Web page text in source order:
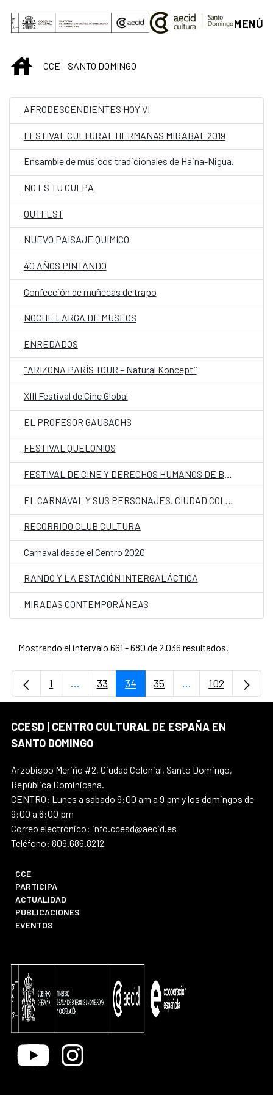
Saltar al contenido principal
MENÚ
INICIOCCE - SANTO DOMINGO
AFRODESCENDIENTES HOY VI
FESTIVAL CULTURAL HERMANAS MIRABAL 2019
Ensamble de músicos tradicionales de Haina-Nigua.
NO ES TU CULPA
OUTFEST
NUEVO PAISAJE QUÍMICO
40 AÑOS PINTANDO
Confección de muñecas de trapo
NOCHE LARGA DE MUSEOS
ENREDADOS
¨ARIZONA PARÍS TOUR – Natural Koncept¨
XIII Festival de Cine Global
EL PROFESOR GAUSACHS
FESTIVAL QUELONIOS
FESTIVAL DE CINE Y DERECHOS HUMANOS DE BARCELONA
RECORRIDO CLUB CULTURA
Carnaval desde el Centro 2020
RANDO Y LA ESTACIÓN INTERGALÁCTICA
MIRADAS CONTEMPORÁNEAS
Mostrando el intervalo 661 - 680 de 2.036 resultados.
Página
1 ...Páginas intermedias Use TAB para
Página
33 Página
34 Página
35 ...PáginasPágina
102
CCESD | CENTRO CULTURAL DE ESPAÑA EN
SANTO DOMINGO
Arzobispo Meriño #2, Ciudad Colonial, Santo Domingo,
República Dominicana.
CENTRO: Lunes a sábado 9:00 am a 9 pm y los domingos de
9:00 a 6:00 pm
Correo electrónico: info.ccesd@aecid.es
Teléfono: 809.686.8212
CCE
PARTICIPA
ACTUALIDAD
PUBLICACIONES
EVENTOS
Youtube Instagram